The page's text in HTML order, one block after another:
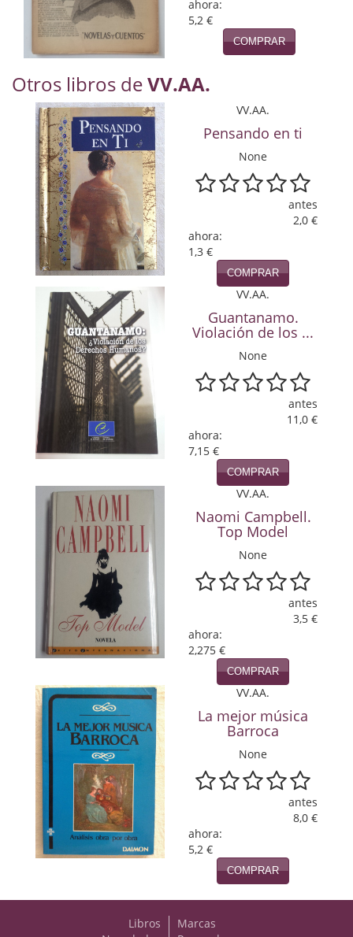
Novela negra
Otros idiomas
Papás, Mamás, bebés...
Papás, Mamás, Bebés...
Papás, Mamás, Bebés…
Poesía
Política
Psicología. Educación
Religión
Revistas
Segunda Guerra Mundial
Sobre Madrid
Teatro
Terrorismo
ahora:
5,2 €
COMPRAR
Otros libros deVV.AA.
VV.AA.
Pensando en ti
None
antes
2,0 €
ahora:
1,3 €
COMPRAR
VV.AA.
Guantanamo.
Violación de los ...
None
antes
11,0 €
ahora:
7,15 €
COMPRAR
VV.AA.
Naomi Campbell.
Top Model
None
antes
3,5 €
ahora:
2,275 €
COMPRAR
VV.AA.
La mejor música
Barroca
None
antes
8,0 €
ahora:
5,2 €
COMPRAR
Libros
Marcas